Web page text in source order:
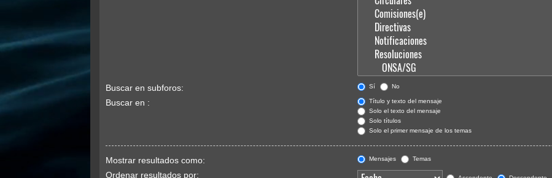
Buscar en subforos: Sí No
Buscar en :
Título y texto del mensaje
Solo el texto del mensaje
Solo títulos
Solo el primer mensaje de los temas
Mostrar resultados como: Mensajes Temas
Ordenar resultados por: